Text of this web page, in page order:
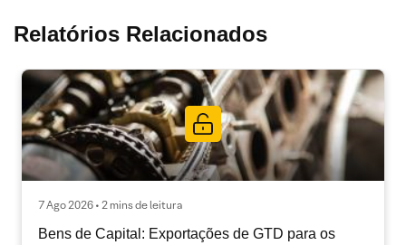
Relatórios Relacionados
7 Ago 2026 • 2 mins de leitura
Bens de Capital: Exportações de GTD para os